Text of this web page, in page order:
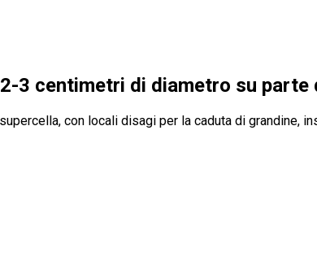
3 centimetri di diametro su parte
con locali disagi per la caduta di grandine,